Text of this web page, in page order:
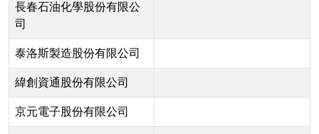
長春石油化學股份有限公
司
泰洛斯製造股份有限公司
緯創資通股份有限公司
京元電子股份有限公司